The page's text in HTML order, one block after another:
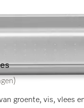
groente, vis, vlees